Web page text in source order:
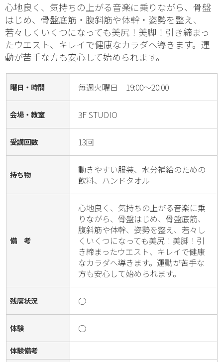
心地良く、気持ちの上がる音楽に乗りながら、骨盤
はじめ、骨盤底筋・腹斜筋や体幹・姿勢を整え、
若々しくいくつになっても美尻！美脚！引き締まっ
たウエスト、キレイで健康なカラダへ導きます。運
動が苦手な方も安心して始められます。
曜日・時間 毎週火曜日 19:00～20:00
会場・教室 3F STUDIO
受講回数 13回
持ち物
動きやすい服装、水分補給のための
飲料、ハンドタオル
備 考
心地良く、気持ちの上がる音楽に乗
りながら、骨盤はじめ、骨盤底筋、
腹斜筋や体幹、姿勢を整え、若々し
くいくつになっても美尻！美脚！引
き締まったウエスト、キレイで健康
なカラダへ導きます。運動が苦手な
方も安心して始められます。
残席状況 ○
体験 ○
体験備考